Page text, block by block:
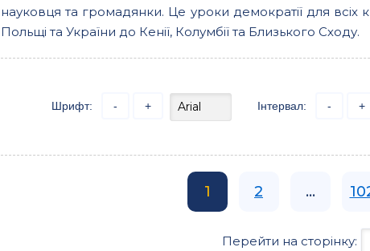
науковця та громадянки. Це уроки демократії для всіх
Польщі та України до Кенії, Колумбії та Близького Сходу.
Шрифт: - + Інтервал: - +
1 2 ...
Перейти на сторінку: